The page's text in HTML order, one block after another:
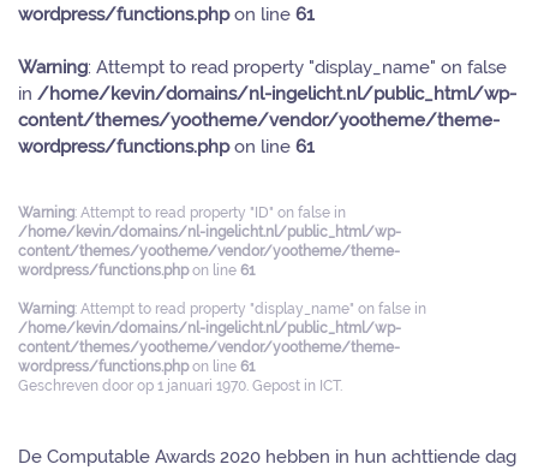
wordpress/functions.phpon line 61
Warning: Attempt to read property "display_name" on false
in /home/kevin/domains/nl-ingelicht.nl/public_html/wp-
content/themes/yootheme/vendor/yootheme/theme-
wordpress/functions.phpon line 61
Warning: Attempt to read property "ID" on false in
/home/kevin/domains/nl-ingelicht.nl/public_html/wp-
content/themes/yootheme/vendor/yootheme/theme-
wordpress/functions.phpon line 61
Warning: Attempt to read property "display_name" on false in
/home/kevin/domains/nl-ingelicht.nl/public_html/wp-
content/themes/yootheme/vendor/yootheme/theme-
wordpress/functions.phpon line 61
Geschreven door op 1 januari 1970 . Gepost in ICT.
De Computable Awards 2020 hebben in hun achttiende dag